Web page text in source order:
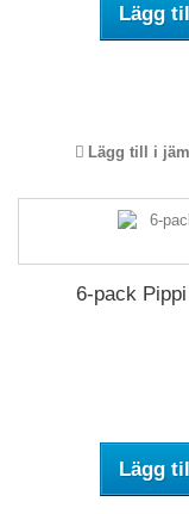
Lägg
Lägg till i
6-pack
Lägg